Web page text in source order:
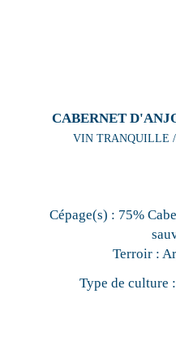
CABERNET
VIN TRANQUILLE /
Cépage(s) : 75%
Terroir :
Type de culture :